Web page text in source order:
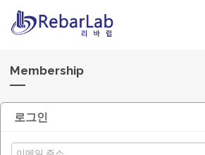
Membership
로그인